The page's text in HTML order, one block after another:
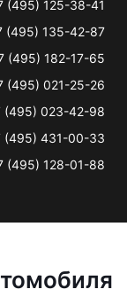
(495) 125-38-41
(495) 135-42-87
(495) 182-17-65
(495) 021-25-26
(495) 023-42-98
(495) 431-00-33
(495) 128-01-88